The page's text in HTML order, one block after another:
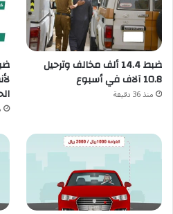
ضبط 14.4 ألف مخالف وترحيل
10.8 آلاف في أسبوع
منذ 36 دقيقة